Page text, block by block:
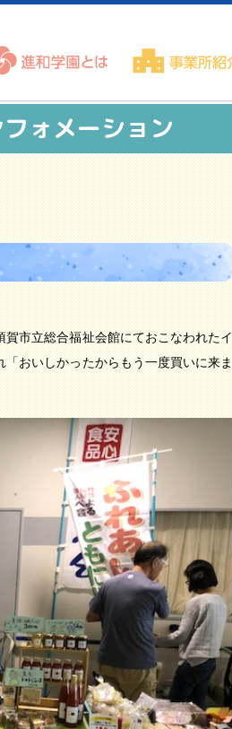
ォメーション
市立総合福祉会館にておこなわれたイ
おいしかったからもう一度買いに来ま